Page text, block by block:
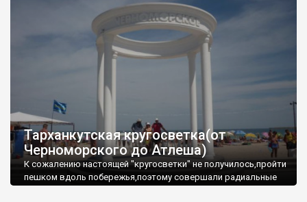
Тарханкутская кругосветка(от
Черноморского до Атлеша)
К сожалению настоящей "кругосветки" не получилось,пройти
пешком вдоль побережья,поэтому совершали радиальные